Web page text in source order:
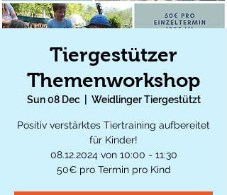
Tiergestützer
Themenworkshop
Sun 08 Dec
  |
Weidlinger Tiergestützt
Positiv verstärktes Tiertraining aufbereitet
für Kinder!
08.12.2024 von 10:00 - 11:30
50€ pro Termin pro Kind